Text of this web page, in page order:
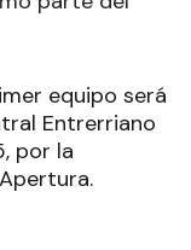
equipo será
Entrerriano
por la